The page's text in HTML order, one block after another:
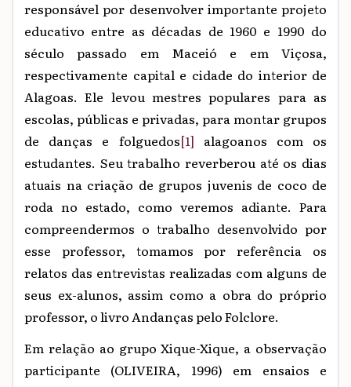
responsável por desenvolver importante projeto
educativo entre as décadas de 1960 e 1990 do
século passado em Maceió e em Viçosa,
respectivamente capital e cidade do interior de
Alagoas. Ele levou mestres populares para as
escolas, públicas e privadas, para montar grupos
de danças e folguedos[1] alagoanos com os
estudantes. Seu trabalho reverberou até os dias
atuais na criação de grupos juvenis de coco de
roda no estado, como veremos adiante. Para
compreendermos o trabalho desenvolvido por
esse professor, tomamos por referência os
relatos das entrevistas realizadas com alguns de
seus ex-alunos, assim como a obra do próprio
professor, o livro Andanças pelo Folclore.
Em relação ao grupo Xique-Xique, a observação
participante (OLIVEIRA, 1996) em ensaios e